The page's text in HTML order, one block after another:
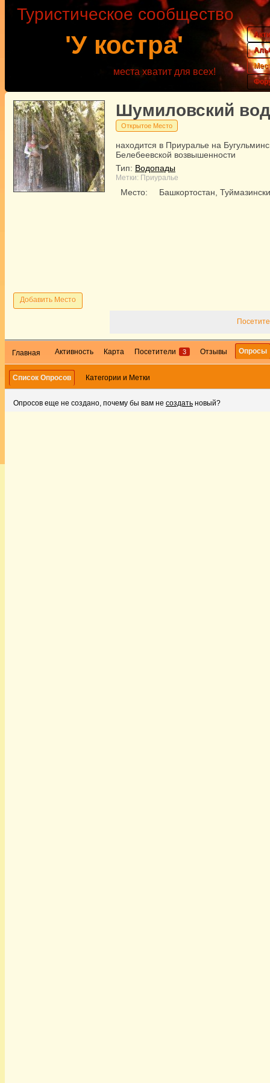
'У костра'
Туристическое сообщество
места хватит для всех!
Шумиловский
Открытое Место
находится в Приуралье на
Белебеевской возвышенности
Тип: Водопады
Метки: Приуралье
Место: Башкортостан,
Добавить Место
Главная Активность Карта Посетители 3 Отзывы Опросы
Список Опросов Категории и Метки
Опросов еще не создано, почему бы вам не создать новый?